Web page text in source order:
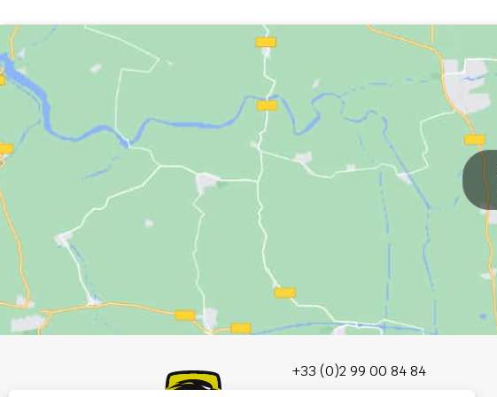
+33 (0)2 99 00 84 84